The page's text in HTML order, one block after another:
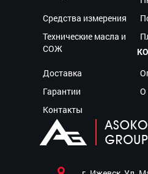
Средства измерения
Технические масла и
СОЖ
Доставка
Гарантии
О
Контакты